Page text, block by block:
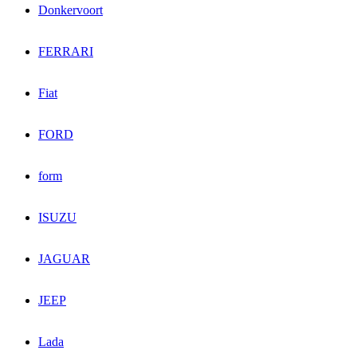
Donkervoort
FERRARI
Fiat
FORD
form
ISUZU
JAGUAR
JEEP
Lada